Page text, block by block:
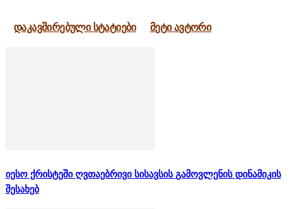
დაკავშირებული სტატიები მეტი ავტორი
იესო ქრისტეში ღვთაებრივი სისავსის გამოვლენის დინამიკის
შესახებ